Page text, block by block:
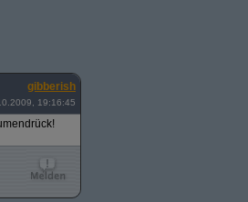
gibberish
19:16:45